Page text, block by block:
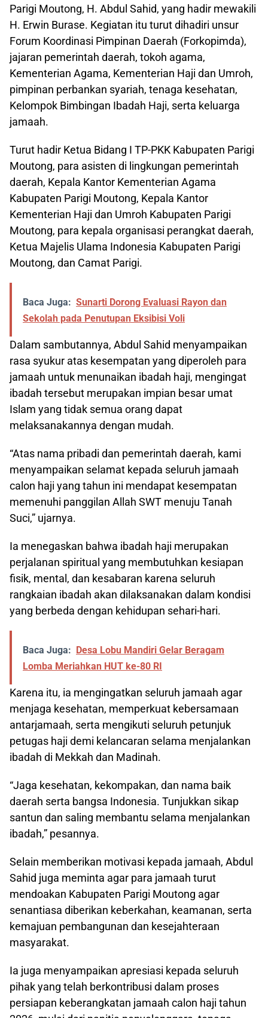
Parigi Moutong, H. Abdul Sahid, yang hadir mewakili
H. Erwin Burase. Kegiatan itu turut dihadiri unsur
Forum Koordinasi Pimpinan Daerah (Forkopimda),
jajaran pemerintah daerah, tokoh agama,
Kementerian Agama, Kementerian Haji dan Umroh,
pimpinan perbankan syariah, tenaga kesehatan,
Kelompok Bimbingan Ibadah Haji, serta keluarga
jamaah.
Turut hadir Ketua Bidang I TP-PKK Kabupaten Parigi
Moutong, para asisten di lingkungan pemerintah
daerah, Kepala Kantor Kementerian Agama
Kabupaten Parigi Moutong, Kepala Kantor
Kementerian Haji dan Umroh Kabupaten Parigi
Moutong, para kepala organisasi perangkat daerah,
Ketua Majelis Ulama Indonesia Kabupaten Parigi
Moutong, dan Camat Parigi.
Baca Juga: Sunarti Dorong Evaluasi Rayon dan
Sekolah pada Penutupan Eksibisi Voli
Dalam sambutannya, Abdul Sahid menyampaikan
rasa syukur atas kesempatan yang diperoleh para
jamaah untuk menunaikan ibadah haji, mengingat
ibadah tersebut merupakan impian besar umat
Islam yang tidak semua orang dapat
melaksanakannya dengan mudah.
“Atas nama pribadi dan pemerintah daerah, kami
menyampaikan selamat kepada seluruh jamaah
calon haji yang tahun ini mendapat kesempatan
memenuhi panggilan Allah SWT menuju Tanah
Suci,” ujarnya.
Ia menegaskan bahwa ibadah haji merupakan
perjalanan spiritual yang membutuhkan kesiapan
fisik, mental, dan kesabaran karena seluruh
rangkaian ibadah akan dilaksanakan dalam kondisi
yang berbeda dengan kehidupan sehari-hari.
Baca Juga:
Desa Lobu Mandiri Gelar Beragam
Lomba Meriahkan HUT ke-80 RI
Karena itu, ia mengingatkan seluruh jamaah agar
menjaga kesehatan, memperkuat kebersamaan
antarjamaah, serta mengikuti seluruh petunjuk
petugas haji demi kelancaran selama menjalankan
ibadah di Mekkah dan Madinah.
“Jaga kesehatan, kekompakan, dan nama baik
daerah serta bangsa Indonesia. Tunjukkan sikap
santun dan saling membantu selama menjalankan
ibadah,” pesannya.
Selain memberikan motivasi kepada jamaah, Abdul
Sahid juga meminta agar para jamaah turut
mendoakan Kabupaten Parigi Moutong agar
senantiasa diberikan keberkahan, keamanan, serta
kemajuan pembangunan dan kesejahteraan
masyarakat.
Ia juga menyampaikan apresiasi kepada seluruh
pihak yang telah berkontribusi dalam proses
persiapan keberangkatan jamaah calon haji tahun